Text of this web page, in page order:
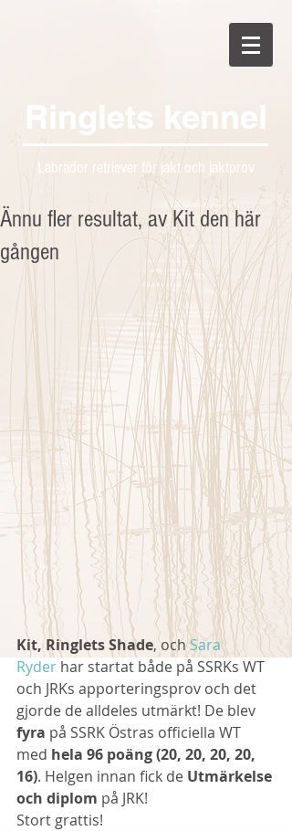
Ringlets kennel
Labrador retriever för jakt och jaktprov
Ännu fler resultat, av Kit den här
gången
Kit, Ringlets Shade, och Sara
Ryder har startat både på SSRKs WT
och JRKs apporteringsprov och det
gjorde de alldeles utmärkt! De blev
fyra på SSRK Östras officiella WT
med hela 96 poäng (20, 20, 20, 20,
16). Helgen innan fick de Utmärkelse
och diplom på JRK!
Stort grattis!